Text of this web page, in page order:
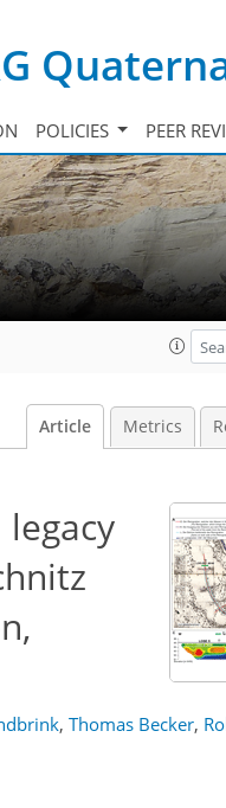
POLICIES PEER
Article Metrics
, Thomas Becker,